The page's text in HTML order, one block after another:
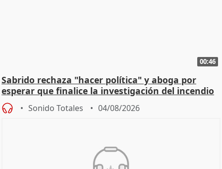
00:46
Sabrido rechaza "hacer política" y aboga por
esperar que finalice la investigación del incendio
Sonido Totales 04/08/2026